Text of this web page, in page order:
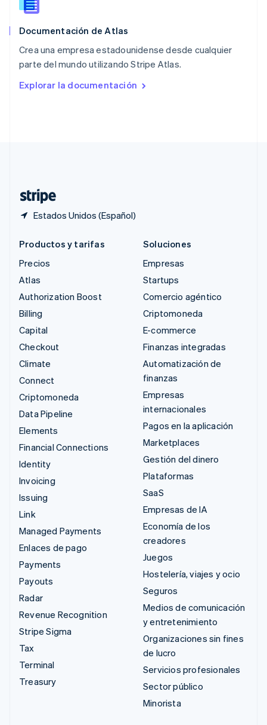
Documentación de Atlas
Crea una empresa estadounidense desde cualquier
parte del mundo utilizando Stripe Atlas.
Explorar la documentación
Estados Unidos (Español)
RAE de Hong Kong, China
Reino Unido
República Checa
English
English
Productos y tarifas
Precios
Atlas
Authorization Boost
Billing
Capital
Checkout
Climate
Connect
Criptomoneda
Data Pipeline
Elements
Financial Connections
Identity
Invoicing
Issuing
Link
Managed Payments
Enlaces de pago
Payments
Payouts
Radar
Revenue Recognition
Stripe Sigma
Tax
Terminal
Treasury
Soluciones
Empresas
Startups
Comercio agéntico
Criptomoneda
E-commerce
Finanzas integradas
Automatización de
finanzas
Empresas
internacionales
Pagos en la aplicación
Marketplaces
Gestión del dinero
Plataformas
SaaS
Empresas de IA
Economía de los
creadores
Juegos
Hostelería, viajes y ocio
Seguros
Medios de comunicación
y entretenimiento
Organizaciones sin fines
de lucro
Servicios profesionales
Sector público
Minorista